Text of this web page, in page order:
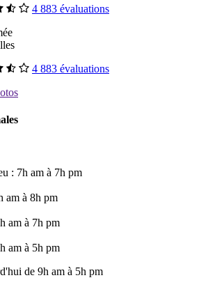
4 883 évaluations
4 883 évaluations
: 7h am à 7h pm
am à 8h pm
am à 7h pm
am à 5h pm
de 9h am à 5h pm